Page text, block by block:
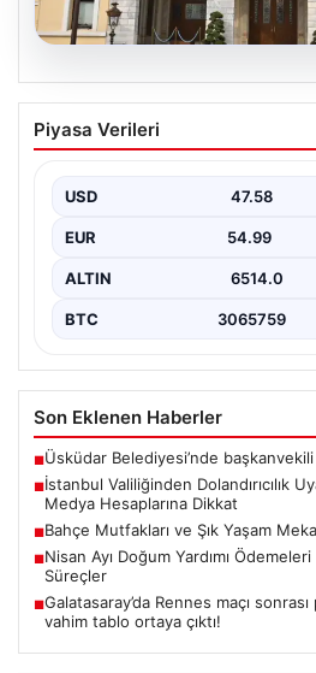
05.08.2026
İstanbul Valiliğinden
Uyarısı: Sahte Sosyal
İstanbul Valiliği, vatandaşları ve
Valilikten yapılan açıklamada,…
Piyasa Verileri
USD 47.58
EUR 54.99
ALTIN 6514.0
BTC 3065759
Son Eklenen Haberler
■Üsküdar Belediyesi’nde
■İstanbul Valiliğinden Dolandırıcılık
Medya Hesaplarına Dikkat
■Bahçe Mutfakları ve Şık Yaşam
■Nisan Ayı Doğum Yardımı
Süreçler
■Galatasaray’da Rennes maçı
vahim tablo ortaya çıktı!